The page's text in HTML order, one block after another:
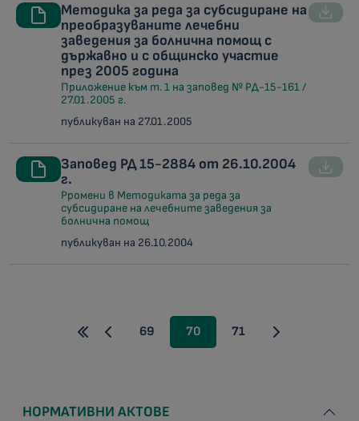
Методика за реда за субсидиране на
преобразуваните лечебни
заведения за болнична помощ с
държавно и с общинско участие
през 2005 година
Приложение към т. 1 на заповед № РД-15-161 /
27.01.2005 г.
публикуван на 27.01.2005
Заповед РД 15-2884 от 26.10.2004
г.
Pромени в Методиката за реда за
субсидиране на лечебните заведения за
болнична помощ
публикуван на 26.10.2004
69 70 71
НОРМАТИВНИ АКТОВЕ